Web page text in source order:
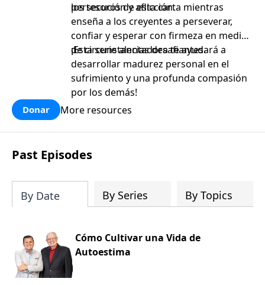
persecución y aflicción.
los tesoros de esta carta mientras
enseña a los creyentes a perseverar,
confiar y esperar con firmeza en medio
de circunstancias desafiantes.
¡Esta serie alentadora te ayudará a
desarrollar madurez personal en el
sufrimiento y una profunda compasión
por los demás!
Donar More resources
Past Episodes
By Date By Series By Topics
Cómo Cultivar una Vida de
Autoestima